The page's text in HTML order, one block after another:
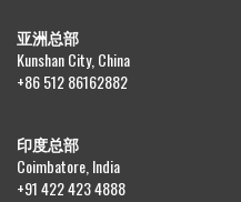
亚洲总部
Kunshan City, China
+86 512 86162882
印度总部
Coimbatore, India
+91 422 423 4888